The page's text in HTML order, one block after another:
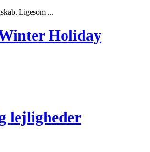
Ligesom ...
Holiday
lejligheder